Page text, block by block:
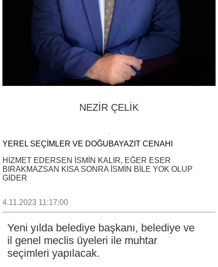
NEZİR ÇELİK
YEREL SEÇİMLER VE DOĞUBAYAZIT CENAHI
HİZMET EDERSEN İSMİN KALIR, EĞER ESER
BIRAKMAZSAN KISA SONRA İSMİN BİLE YOK OLUP
GİDER
4.11.2023 11:17:00
Yeni yılda belediye başkanı, belediye ve
il genel meclis üyeleri ile muhtar
seçimleri yapılacak.